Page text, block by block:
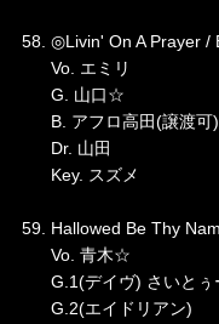
58. ◎Livin' On A Prayer /
Vo. エミリ
G. 山口☆
B. アフロ高田(譲渡可)
Dr. 山田
Key. スズメ
59. Hallowed Be Thy
Vo. 青木☆
G.1(デイヴ) さいとぅ
G.2(エイドリアン)